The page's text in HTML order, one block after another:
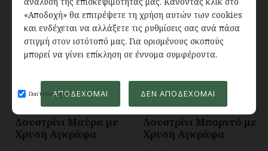
«Αποδοχή» θα επιτρέψετε τη χρήση αυτών των cookies
και ενδέχεται να αλλάξετε τις ρυθμίσεις σας ανά πάσα
στιγμή στον ιστότοπό μας. Για ορισμένους σκοπούς
μπορεί να γίνει επίκληση σε έννομα συμφέροντα.
ΑΠΟΔΈΧΟΜΑΙ ΔΕΝ ΑΠΟΔΈΧΟΜΑΙ
Don't show again.
In Stock
Γυναικεία Μοκασίνια
Λουστρίνι Μαύρα με
Χρυσή Αγκράφα
In Stock
Γυναικεία Μοκασίνια
Λουστρίνι Μπορντό με
Χρυσή Αγκράφα